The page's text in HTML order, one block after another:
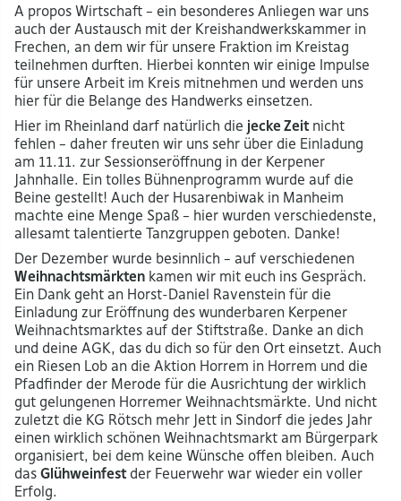
A propos Wirtschaft – ein besonderes Anliegen war uns
auch der Austausch mit der Kreishandwerkskammer in
Frechen, an dem wir für unsere Fraktion im Kreistag
teilnehmen durften. Hierbei konnten wir einige Impulse
für unsere Arbeit im Kreis mitnehmen und werden uns
hier für die Belange des Handwerks einsetzen.
Hier im Rheinland darf natürlich die jecke Zeitnicht
fehlen – daher freuten wir uns sehr über die Einladung
am 11.11. zur Sessionseröffnung in der Kerpener
Jahnhalle. Ein tolles Bühnenprogramm wurde auf die
Beine gestellt! Auch der Husarenbiwak in Manheim
machte eine Menge Spaß – hier wurden verschiedenste,
allesamt talentierte Tanzgruppen geboten. Danke!
Der Dezember wurde besinnlich – auf verschiedenen
Weihnachtsmärkten kamen wir mit euch ins Gespräch.
Ein Dank geht an Horst-Daniel Ravenstein für die
Einladung zur Eröffnung des wunderbaren Kerpener
Weihnachtsmarktes auf der Stiftstraße. Danke an dich
und deine AGK, das du dich so für den Ort einsetzt. Auch
ein Riesen Lob an die Aktion Horrem in Horrem und die
Pfadfinder der Merode für die Ausrichtung der wirklich
gut gelungenen Horremer Weihnachtsmärkte. Und nicht
zuletzt die KG Rötsch mehr Jett in Sindorf die jedes Jahr
einen wirklich schönen Weihnachtsmarkt am Bürgerpark
organisiert, bei dem keine Wünsche offen bleiben. Auch
das Glühweinfestder Feuerwehr war wieder ein voller
Erfolg.